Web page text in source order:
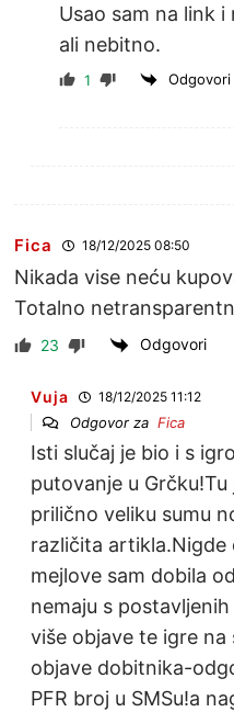
Usao sam na link
ali nebitno.
1 Odgovori
Fica 18/12/2025 08:50
Nikada vise neću
Totalno
23 Odgovori
Vuja 18/12/2025 11:12
Odgovor zaFica
Isti slučaj je bio i s
putovanje u
prilično veliku sumu
različita artikla.Nigde
mejlove sam dobila
nemaju s
više objave te igre
objave dobitnika-
PFR broj u SMSu!a